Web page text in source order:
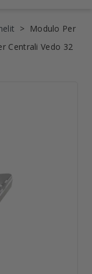
Modulo Per
Centrali Vedo 32